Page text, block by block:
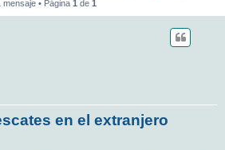
r
mensaje • Página 1 de 1
en el extranjero